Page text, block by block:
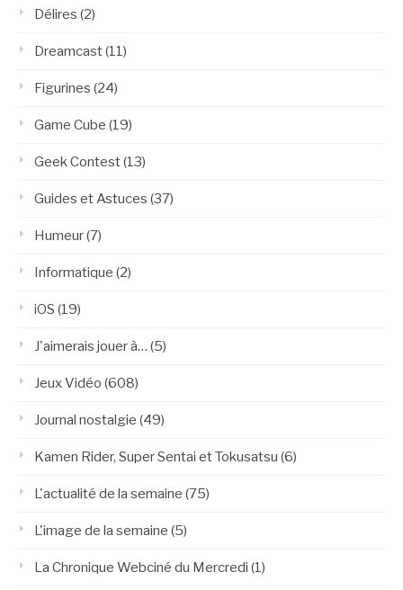
Délires (2)
Dreamcast(11)
Figurines (24)
Game Cube (19)
Geek Contest(13)
Guides et Astuces (37)
Humeur(7)
Informatique (2)
iOS (19)
J'aimerais jouer à… (5)
Jeux Vidéo (608)
Journal nostalgie (49)
Kamen Rider, Super Sentai et Tokusatsu (6)
L'actualité de la semaine (75)
L'image de la semaine (5)
La Chronique Webciné du Mercredi (1)